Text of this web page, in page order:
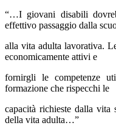
“…I giovani disabili
effettivo passaggio dalla
alla vita adulta lavorativa.
economicamente attivi e
fornirgli le competenze
formazione che rispecchi le
capacità richieste dalla vita
della vita adulta…”